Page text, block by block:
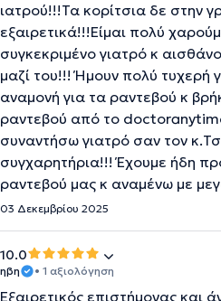
ιατρού!!!Τα κορίτσια δε στην
εξαιρετικά!!!Είμαι πολύ
συγκεκριμένο γιατρό κ
μαζί του!!! Ήμουν πολύ τυχερή
αναμονή για τα ραντεβού κ
ραντεβού από το
συναντήσω γιατρό σαν τον
συγχαρητήρια!!! Έχουμε ήδη
ραντεβού μας κ αναμένω με
03 Δεκεμβρίου 2025
10.0
ηβη • 1 αξιολόγηση
Εξαιρετικός επιστήμονας και